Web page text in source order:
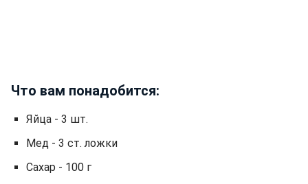
Что вам понадобится:
Яйца - 3 шт.
Мед - 3 ст. ложки
Сахар - 100 г